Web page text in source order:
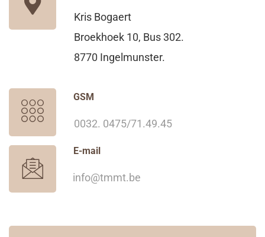
Kris Bogaert
Broekhoek 10, Bus 302.
8770 Ingelmunster.
GSM
0032. 0475/71.49.45
E-mail
info@tmmt.be